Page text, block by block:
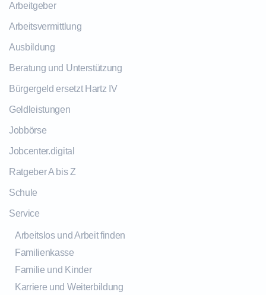
Arbeitgeber
Arbeitsvermittlung
Ausbildung
Beratung und Unterstützung
Bürgergeld ersetzt Hartz IV
Geldleistungen
Jobbörse
Jobcenter.digital
Ratgeber A bis Z
Schule
Service
Arbeitslos und Arbeit finden
Familienkasse
Familie und Kinder
Karriere und Weiterbildung